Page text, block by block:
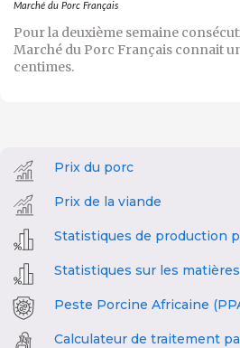
Marché du Porc Français
Pour la deuxième semaine
Marché du Porc Français connait
centimes.
Prix du porc
Prix de la viande
Statistiques de production
Statistiques sur les
Peste Porcine Africaine
Calculateur de traitement